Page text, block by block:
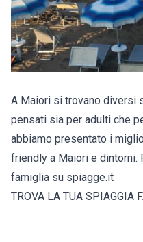
A Maiori si trovano diversi
pensati sia per adulti che
abbiamo presentato i
friendly a Maiori e dintorni.
famiglia su spiagge.it
TROVA LA TUA SPIAGGIA